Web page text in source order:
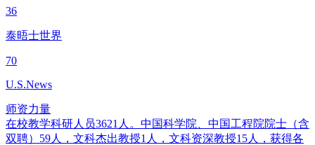
36
泰晤士世界
70
U.S.News
师资力量
在校教学科研人员3621人。中国科学院、中国工程院院士（含
双聘）59人，文科杰出教授1人，文科资深教授15人，获得各